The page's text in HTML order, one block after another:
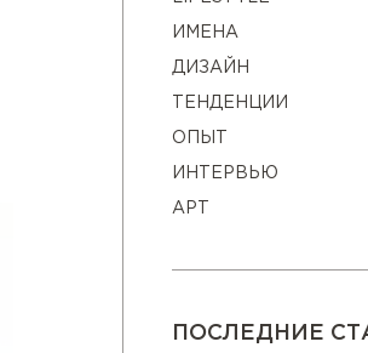
ИМЕНА
ДИЗАЙН
ТЕНДЕНЦИИ
ОПЫТ
ИНТЕРВЬЮ
АРТ
ПОСЛЕДНИЕ